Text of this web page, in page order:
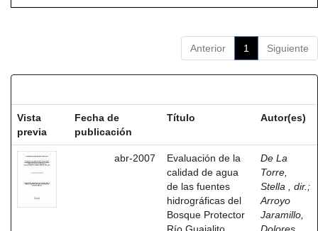
Anterior 1 Siguiente
Vista
previa
Fecha de
publicación
Título Autor(es)
abr-2007
Evaluación de la
calidad de agua
de las fuentes
hidrográficas del
Bosque Protector
De La
Torre,
Stella , dir. ;
Arroyo
Jaramillo,